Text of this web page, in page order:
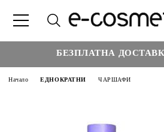
БЕЗПЛАТНА
Начало ЕДНОКРАТНИ ЧАРШАФИ